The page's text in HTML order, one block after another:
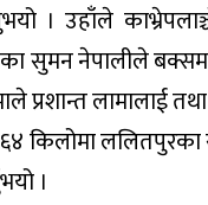
उहाँले
सुमन नेपालीले
प्रशान्त लामालाई
६४ किलोमा
।